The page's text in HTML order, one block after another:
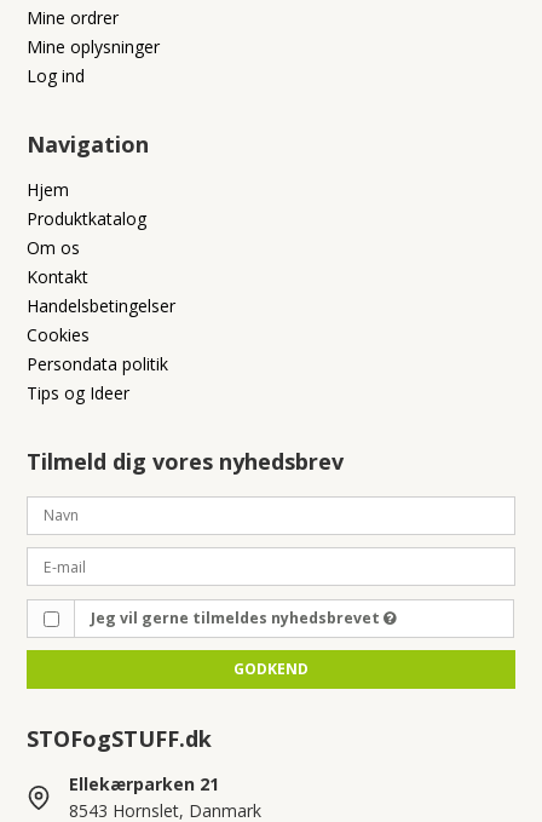
Mine ordrer
Mine oplysninger
Log ind
Navigation
Hjem
Produktkatalog
Om os
Kontakt
Handelsbetingelser
Cookies
Persondata politik
Tips og Ideer
Tilmeld dig vores nyhedsbrev
Jeg vil gerne tilmeldes nyhedsbrevet
GODKEND
STOFogSTUFF.dk
Ellekærparken 21
8543 Hornslet, Danmark